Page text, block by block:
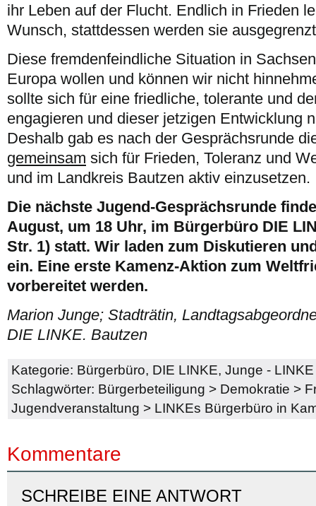
ihr Leben auf der Flucht. Endlich in Frieden
Wunsch, stattdessen werden sie
Diese fremdenfeindliche Situation in
Europa wollen und können wir nicht
sollte sich für eine friedliche, tolerante und
engagieren und dieser jetzigen Entwicklung
Deshalb gab es nach der Gesprächsrunde
gemeinsam sich für Frieden, Toleranz und
und im Landkreis Bautzen aktiv einzusetzen.
Die nächste Jugend-Gesprächsrunde
August, um 18 Uhr, im Bürgerbüro DIE
Str. 1) statt. Wir laden zum Diskutieren
ein. Eine erste Kamenz-Aktion zum
vorbereitet werden.
Marion Junge; Stadträtin,
DIE LINKE. Bautzen
Kategorie: Bürgerbüro, DIE LINKE, Junge -
Schlagwörter: Bürgerbeteiligung > Demokratie >
Jugendveranstaltung > LINKEs Bürgerbüro in
Kommentare
SCHREIBE EINE ANTWORT